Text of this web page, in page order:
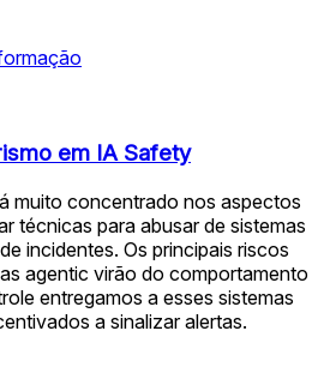
em IA Safety
muito concentrado nos aspectos
técnicas para abusar de sistemas
incidentes. Os principais riscos
agentic virão do comportamento
entregamos a esses sistemas
a sinalizar alertas.